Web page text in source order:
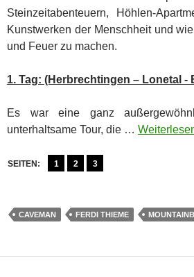
Steinzeitabenteuern, Höhlen-
Kunstwerken der Menschheit und
und Feuer zu machen.
1. Tag: (Herbrechtingen – Lonetal -
Es war eine ganz
unterhaltsame Tour, die …
SEITEN: 1 2 3
CAVEMAN FERDI THIEME